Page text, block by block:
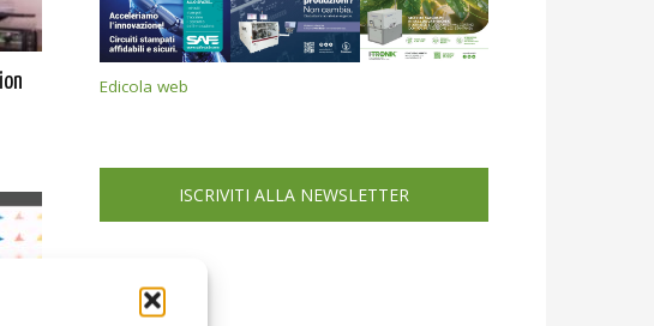
Edicola web
ISCRIVITI ALLA NEWSLETTER